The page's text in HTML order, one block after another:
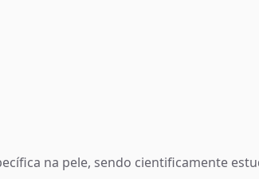
na pele, sendo cientificamente